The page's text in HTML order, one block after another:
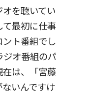
を聴いてい
て最初に仕事
ト番組でし
ジオ番組のパ
は、「宮藤
いんですけ